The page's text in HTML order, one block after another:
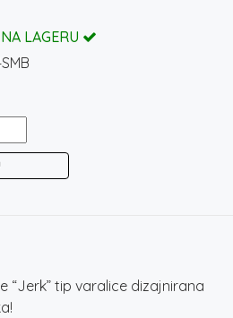
LAGERU
“Jerk” tip varalice dizajnirana